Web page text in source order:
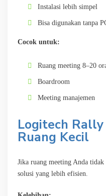
Instalasi lebih simpel
Bisa digunakan tanpa
Cocok untuk:
Ruang meeting 8–20
Boardroom
Meeting manajemen
Logitech
Ruang Kecil
Jika ruang meeting Anda
solusi yang lebih efisien.